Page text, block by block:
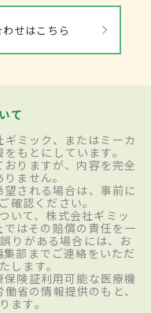
せはこちら
て
ミック、またはミーカ
もとにしています。
りますが、内容を完全
ません。
される場合は、事前に
確認ください。
いて、株式会社ギミッ
はその賠償の責任を一
りがある場合には、お
部までご連絡をいただ
します。
険証利用可能な医療機
省の情報提供のもと、
ます。